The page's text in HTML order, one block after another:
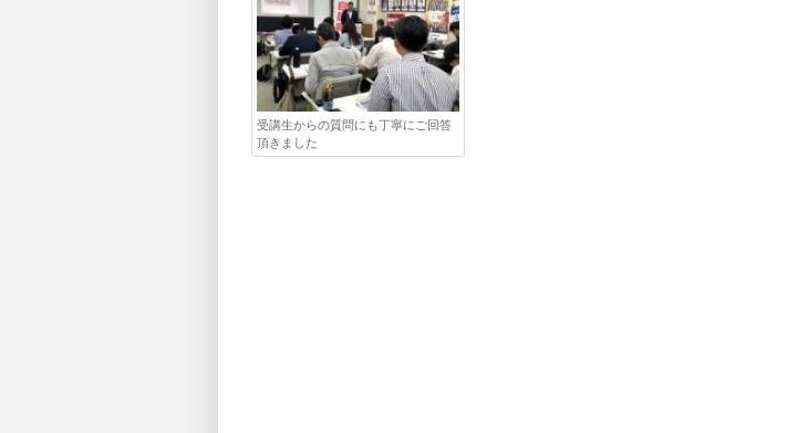
受講生からの質問にも丁寧にご回答
頂きました